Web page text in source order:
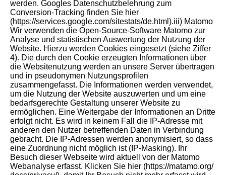
werden. Googles Datenschutzbelehrung zum
Conversion-Tracking finden Sie hier
(https://services.google.com/sitestats/de.html).iii) Matomo
Wir verwenden die Open-Source-Software Matomo zur
Analyse und statistischen Auswertung der Nutzung der
Website. Hierzu werden Cookies eingesetzt (siehe Ziffer
4). Die durch den Cookie erzeugten Informationen über
die Websitenutzung werden an unsere Server übertragen
und in pseudonymen Nutzungsprofilen
zusammengefasst. Die Informationen werden verwendet,
um die Nutzung der Website auszuwerten und um eine
bedarfsgerechte Gestaltung unserer Website zu
ermöglichen. Eine Weitergabe der Informationen an Dritte
erfolgt nicht. Es wird in keinem Fall die IP-Adresse mit
anderen den Nutzer betreffenden Daten in Verbindung
gebracht. Die IP-Adressen werden anonymisiert, so dass
eine Zuordnung nicht möglich ist (IP-Masking). Ihr
Besuch dieser Webseite wird aktuell von der Matomo
Webanalyse erfasst. Klicken Sie hier (https://matamo.org/